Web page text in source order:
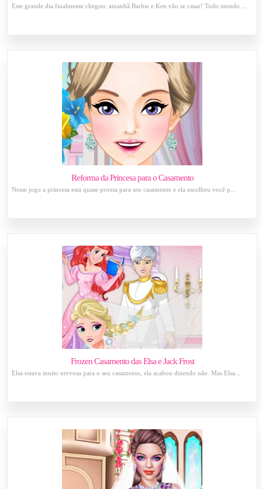
Este grande dia finalmente chegou: amanhã Barbie e Ken vão se casar! Todo mundo ...
Reforma da Princesa para o Casamento
Nesse jogo a princesa esta quase pronta para seu casamento e ela escolheu você p...
Frozen Casamento das Elsa e Jack Frost
Elsa estava muito nervosa para o seu casamento, ela acabou dizendo não. Mas Elsa...